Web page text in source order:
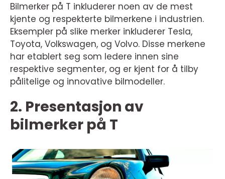
Bilmerker på T inkluderer noen av de mest
kjente og respekterte bilmerkene i industrien.
Eksempler på slike merker inkluderer Tesla,
Toyota, Volkswagen, og Volvo. Disse merkene
har etablert seg som ledere innen sine
respektive segmenter, og er kjent for å tilby
pålitelige og innovative bilmodeller.
2. Presentasjon av
bilmerker på T